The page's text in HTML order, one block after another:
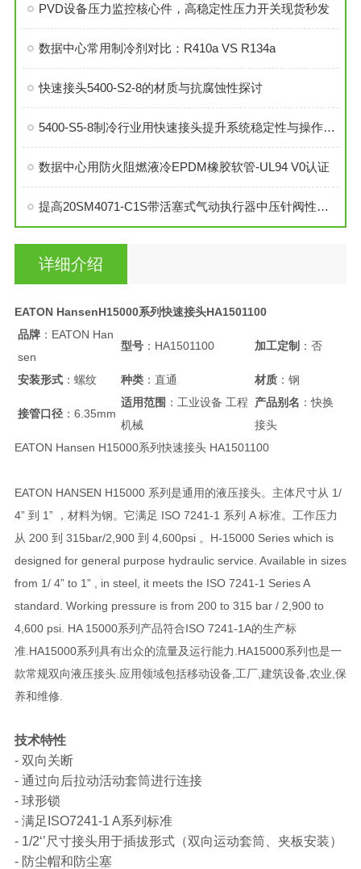
PVD设备压力监控核心件，高稳定性压力开关现货秒发
数据中心常用制冷剂对比：R410a VS R134a
快速接头5400-S2-8的材质与抗腐蚀性探讨
5400-S5-8制冷行业用快速接头提升系统稳定性与操作便捷性
数据中心用防火阻燃液冷EPDM橡胶软管-UL94 V0认证
提高20SM4071-C1S带活塞式气动执行器中压针阀性能的技巧
详细介绍
EATON HansenH15000系列快速接头HA1501100
品牌：EATON Han
sen
型号：HA1501100 加工定制：否
安装形式：螺纹 种类：直通 材质：钢
接管口径：6.35mm
适用范围 ：工业设备 工程
机械
产品别名 ：快换
接头
EATON Hansen H15000系列快速接头 HA1501100
EATON HANSEN H15000 系列是通用的液压接头。主体尺寸从 1/
4” 到 1” ，材料为钢。它满足 ISO 7241-1 系列 A 标准。工作压力
从 200 到 315bar/2,900 到 4,600psi 。H-15000 Series which is
designed for general purpose hydraulic service. Available in sizes
from 1/ 4” to 1” , in steel, it meets the ISO 7241-1 Series A
standard. Working pressure is from 200 to 315 bar / 2,900 to
4,600 psi. HA 15000系列产品符合ISO 7241-1A的生产标
准.HA15000系列具有出众的流量及运行能力.HA15000系列也是一
款常规双向液压接头.应用领域包括移动设备,工厂,建筑设备,农业,保
养和维修.
技术特性
- 双向关断
- 通过向后拉动活动套筒进行连接
- 球形锁
- 满足ISO7241-1 A系列标准
- 1/2‘’尺寸接头用于插拔形式（双向运动套筒、夹板安装）
- 防尘帽和防尘塞